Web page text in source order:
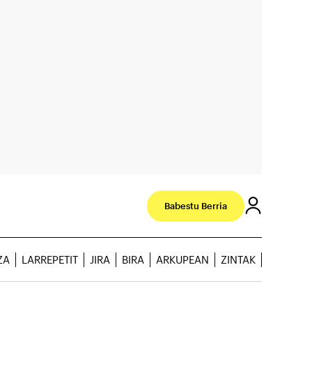
Babestu Berria
LARREPETIT JIRA BIRA ARKUPEAN ZINTAK